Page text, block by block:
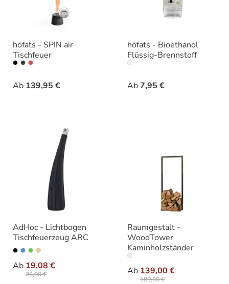
höfats - SPIN air
Tischfeuer
Ab 139,95 €
Varianten
höfats - Bioethanol
Flüssig-Brennstoff
Ab7,95 €
Varianten
AdHoc - Lichtbogen
Tischfeuerzeug ARC
Ab 19,08 €
23,90 €
Varianten
Raumgestalt -
WoodTower
Kaminholzständer
Ab 139,00 €
189,00 €
Ausführung